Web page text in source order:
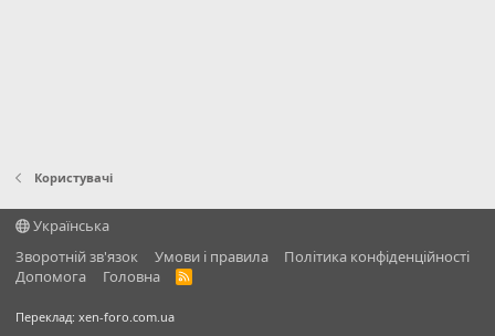
Користувачі
Українська
Зворотній зв'язок
Умови і правила
Політика конфіденційності
Дoпoмoга
Головна
R
Переклад: xen-foro.com.ua